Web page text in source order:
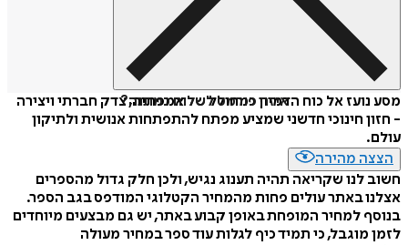
איזה פורמט לשלוח כמתנה?
מסע נועז אל כוח הדמיון כמחולל של אמפתיה, צדק חברתי ויצירה
- חזון חינוכי חדשני שמציע מפתח להתפתחות אנושית ולתיקון
עולם.
הצצה מהירה
חשוב לנו שקריאה תהיה תענוג נגיש, ולכן חלק גדול מהספרים
אצלנו באתר עולים פחות מהמחיר הקטלוגי המודפס בגב הספר.
בנוסף למחיר המופחת באופן קבוע באתר, יש גם מבצעים מיוחדים
לזמן מוגבל, כי תמיד כיף לגלות עוד ספר במחיר מעולה